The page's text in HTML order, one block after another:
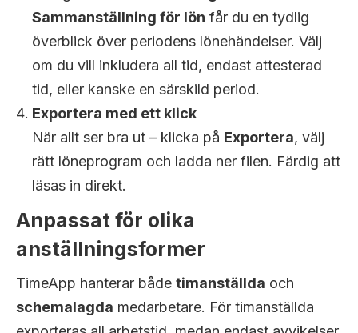
Sammanställning för lön får du en tydlig
överblick över periodens lönehändelser. Välj
om du vill inkludera all tid, endast attesterad
tid, eller kanske en särskild period.
Exportera med ett klick
När allt ser bra ut – klicka på Exportera, välj
rätt löneprogram och ladda ner filen. Färdig att
läsas in direkt.
Anpassat för olika
anställningsformer
TimeApp hanterar både timanställda och
schemalagda medarbetare. För timanställda